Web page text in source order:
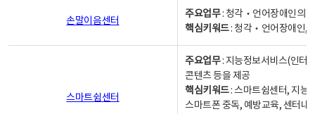
손말이음센터
주요업무: 청각‧언어장애인의
핵심키워드: 청각‧언어장애인,
스마트쉼센터
주요업무: 지능정보서비스(인터
콘텐츠 등을 제공
핵심키워드: 스마트쉼센터, 지능
스마트폰 중독, 예방교육, 센터내